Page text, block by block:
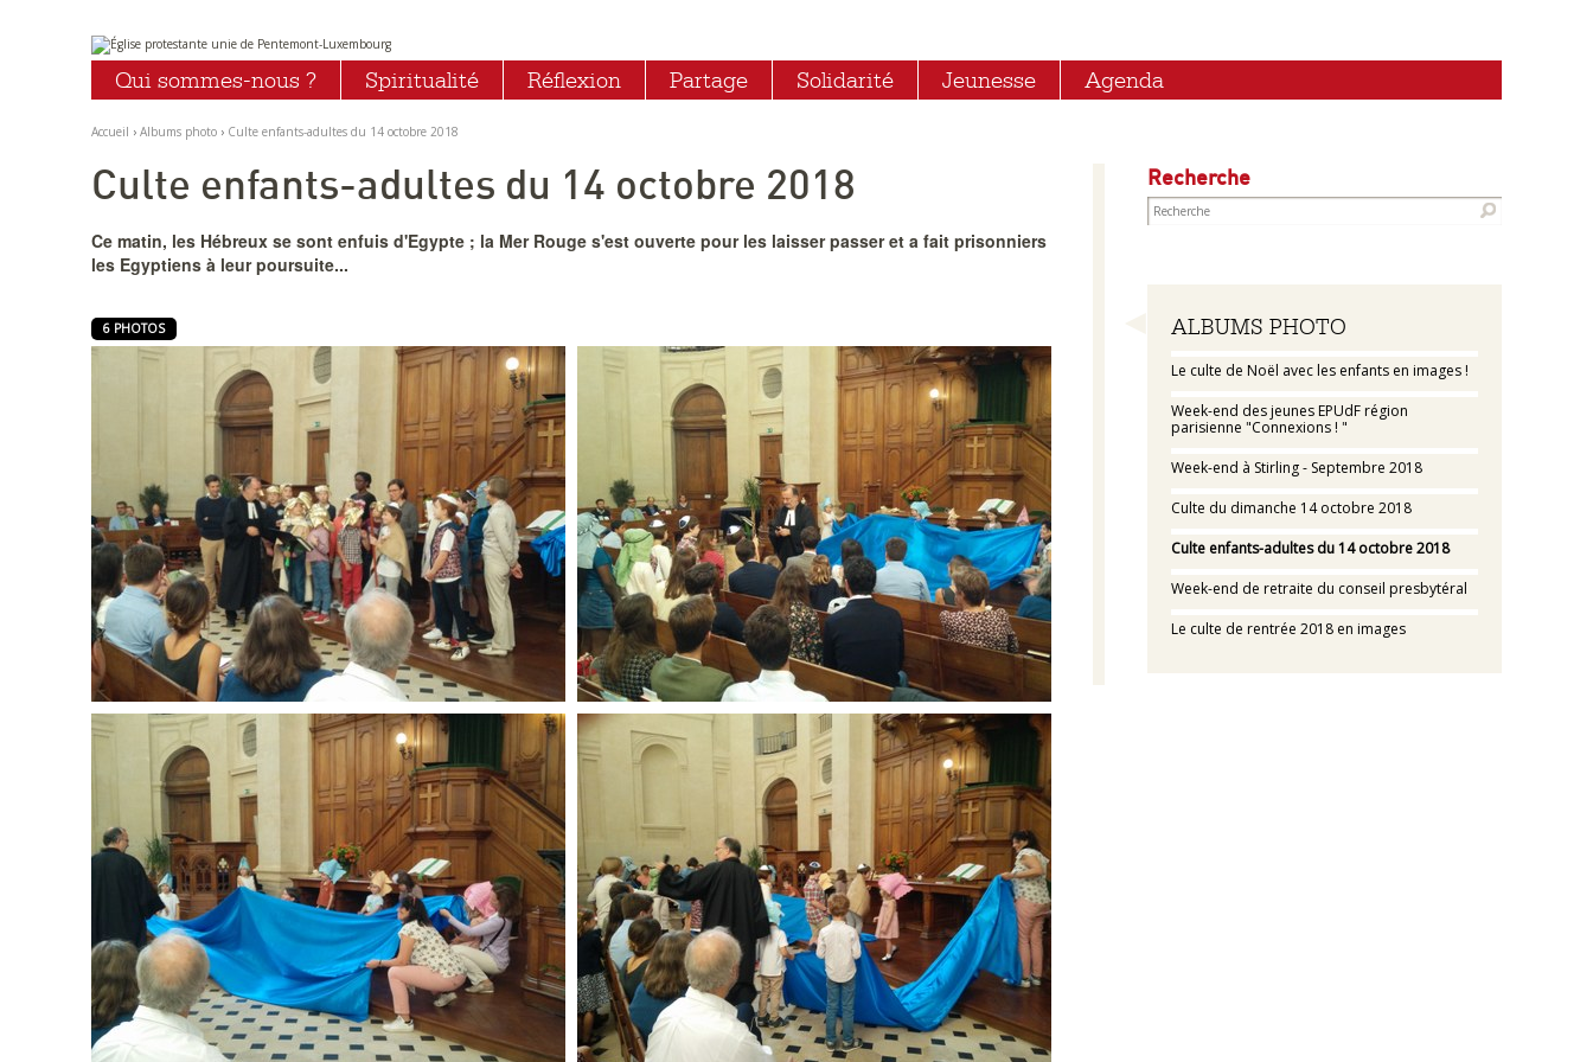
Aller
au
contenu.
à
Outils
personnels
Qui sommes-nous ? Spiritualité Réflexion Partage Solidarité Jeunesse Agenda
Accueil › Albums photo › Culte enfants-adultes du 14 octobre 2018
Recherche
Navigation
ALBUMS PHOTO
Le culte de Noël avec les enfants en images !
Week-end des jeunes EPUdF région
parisienne "Connexions ! "
Week-end à Stirling - Septembre 2018
Culte du dimanche 14 octobre 2018
Culte enfants-adultes du 14 octobre 2018
Week-end de retraite du conseil presbytéral
Le culte de rentrée 2018 en images
Culte enfants-adultes du 14 octobre 2018
Ce matin, les Hébreux se sont enfuis d'Egypte ; la Mer Rouge s'est ouverte pour les laisser passer et a fait prisonniers
les Egyptiens à leur poursuite...
6 PHOTOS